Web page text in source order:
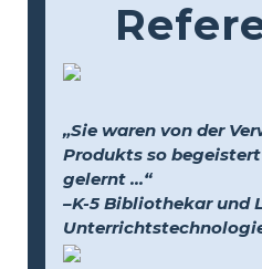
„Sie waren von der
Produkts so
gelernt …“
–K-5 Bibliothekar und